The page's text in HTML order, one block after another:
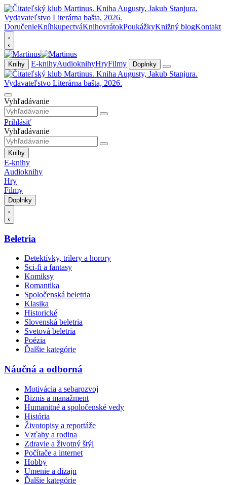
DoručenieKníhkupectváKnihovrátokPoukážkyKnižný blogKontakt
Knihy E-knihyAudioknihyHryFilmy Doplnky
Vyhľadávanie
Prihlásiť
Vyhľadávanie
Knihy
E-knihy
Audioknihy
Hry
Filmy
Doplnky
Beletria
Detektívky, trilery a horory
Sci-fi a fantasy
Komiksy
Romantika
Spoločenská beletria
Klasika
Historické
Slovenská beletria
Svetová beletria
Poézia
Ďalšie kategórie
Náučná a odborná
Motivácia a sebarozvoj
Biznis a manažment
Humanitné a spoločenské vedy
História
Životopisy a reportáže
Vzťahy a rodina
Zdravie a životný štýl
Počítače a internet
Hobby
Umenie a dizajn
Ďalšie kategórie